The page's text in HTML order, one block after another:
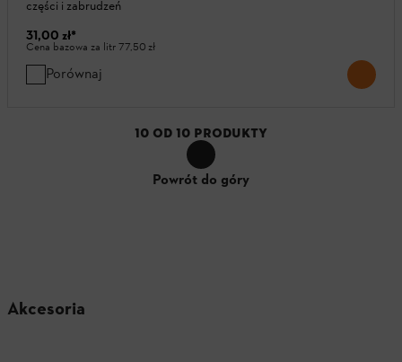
części i zabrudzeń
31,00 zł*
Cena bazowa za litr77,50 zł
Porównaj
10 OD 10 PRODUKTY
Powrót do góry
Akcesoria